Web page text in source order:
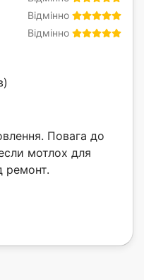
Відмінно
Відмінно
Повага до
мотлох для
ремонт.